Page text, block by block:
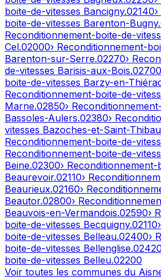
boite-de-vitesses Bancigny.02140
boite-de-vitesses Barenton-Bugny.
Reconditionnement-boite-de-
Cel.02000› Reconditionnement-
Barenton-sur-Serre.02270›
de-vitesses Barisis-aux-Bois.02700
boite-de-vitesses Barzy-en-
Reconditionnement-boite-de-
Marne.02850›
Bassoles-Aulers.02380›
vitesses Bazoches-et-Saint-
Reconditionnement-boite-de-
Reconditionnement-boite-de-
Beine.02300›
Beaurevoir.02110›
Beaurieux.02160›
Beautor.02800›
Beauvois-en-Vermandois.02590›
boite-de-vitesses Becquigny.02110
boite-de-vitesses Belleau.02400›
boite-de-vitesses Bellenglise.02420
boite-de-vitesses Belleu.02200
Voir toutes les communes du